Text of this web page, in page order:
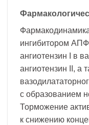
ингибитором
ангиотензин I в
ангиотензин II, а
с образованием
Торможение
к снижению